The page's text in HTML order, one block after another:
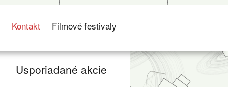
Kontakt Filmové festivaly
Usporiadané akcie